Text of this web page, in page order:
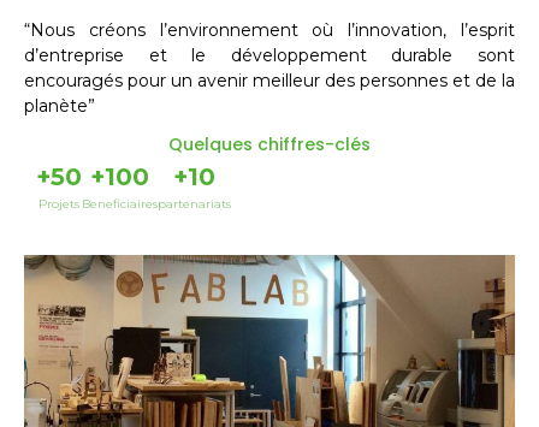
“Nous créons l’environnement où l’innovation, l’esprit
d’entreprise et le développement durable sont
encouragés pour un avenir meilleur des personnes et de la
planète”
Quelques chiffres-clés
Projets
+50
Beneficiaires
+100
partenariats
+10